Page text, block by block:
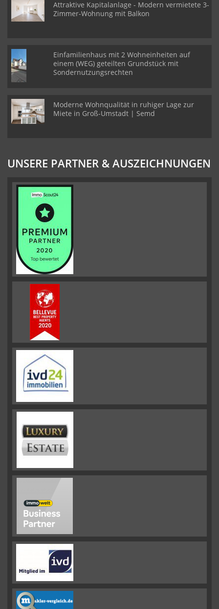
Attraktive Kapitalanlage - Modern vermietete 3-
Zimmer-Wohnung mit Balkon
Einfamilienhaus mit 2 Wohneinheiten auf
einem (WEG) geteilten Grundstück mit
Sondernutzungsrechten
Moderne Wohnqualität in ruhiger Lage zur
Miete in Groß-Umstadt | Semd
UNSERE PARTNER & AUSZEICHNUNGEN